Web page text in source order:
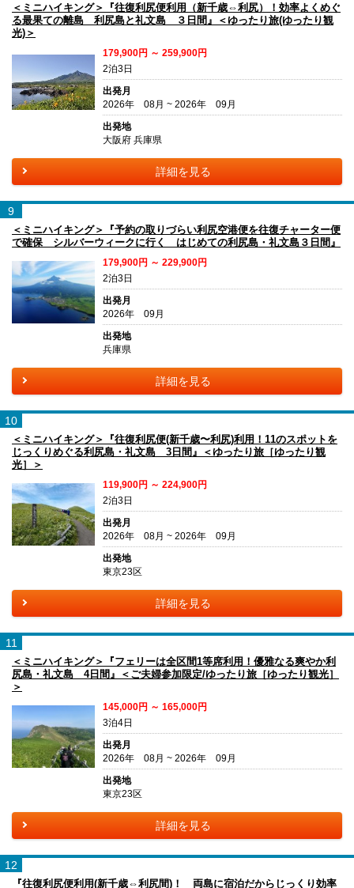
＜ミニハイキング＞『往復利尻便利用（新千歳⇔利尻）！効率よくめぐ
る最果ての離島 利尻島と礼文島 ３日間』＜ゆったり旅(ゆったり観
光)＞
179,900円 ～ 259,900円
2泊3日
出発月
2026年 08月 ~ 2026年 09月
出発地
大阪府 兵庫県
詳細を見る
9
＜ミニハイキング＞『予約の取りづらい利尻空港便を往復チャーター便
で確保 シルバーウィークに行く はじめての利尻島・礼文島３日間』
179,900円 ～ 229,900円
2泊3日
出発月
2026年 09月
出発地
兵庫県
詳細を見る
10
＜ミニハイキング＞『往復利尻便(新千歳〜利尻)利用！11のスポットを
じっくりめぐる利尻島・礼文島 3日間』＜ゆったり旅［ゆったり観
光］＞
119,900円 ～ 224,900円
2泊3日
出発月
2026年 08月 ~ 2026年 09月
出発地
東京23区
詳細を見る
11
＜ミニハイキング＞『フェリーは全区間1等席利用！優雅なる爽やか利
尻島・礼文島 4日間』＜ご夫婦参加限定/ゆったり旅［ゆったり観光］
＞
145,000円 ～ 165,000円
3泊4日
出発月
2026年 08月 ~ 2026年 09月
出発地
東京23区
詳細を見る
12
『往復利尻便利用(新千歳⇔利尻間)！ 両島に宿泊だからじっくり効率